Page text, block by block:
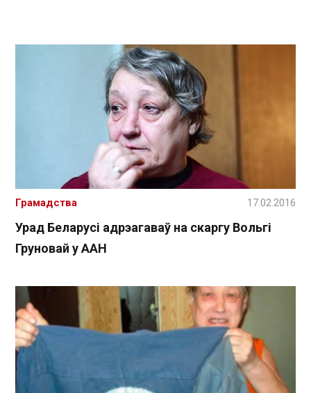
Урад Беларусі адрэагаваў на скаргу Вольгі
Груновай у ААН
Грамадства 17.02.2016